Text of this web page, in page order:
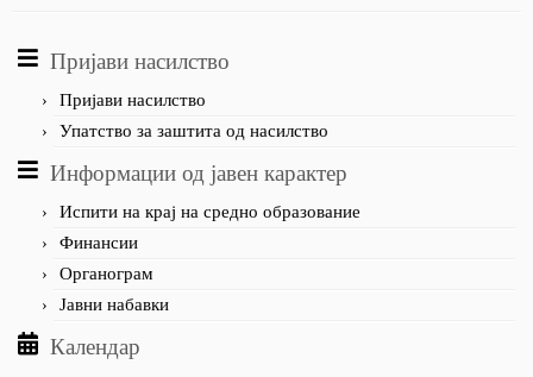
Пријави насилство
Пријави насилство
Упатство за заштита од насилство
Информации од јавен карактер
Испити на крај на средно образование
Финансии
Органограм
Јавни набавки
Календар